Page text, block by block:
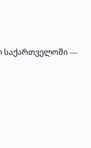
საქართველოში —